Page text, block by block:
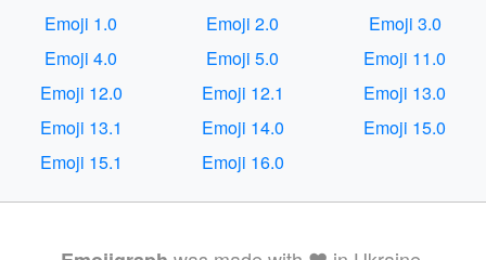
Emoji 1.0 Emoji 2.0
Emoji 3.0
Emoji 4.0
Emoji 5.0
Emoji 11.0
Emoji 12.0
Emoji 12.1
Emoji 13.0
Emoji 13.1
Emoji 14.0
Emoji 15.0
Emoji 15.1
Emoji 16.0